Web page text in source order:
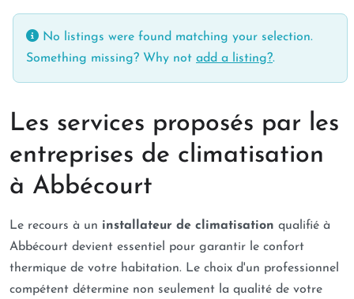
No listings were found matching your selection.
Something missing? Why not add a listing?.
Les services proposés par les
entreprises de climatisation
à Abbécourt
Le recours à un installateur de climatisation qualifié à
Abbécourt devient essentiel pour garantir le confort
thermique de votre habitation. Le choix d'un professionnel
compétent détermine non seulement la qualité de votre